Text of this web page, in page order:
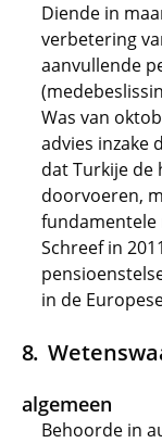
Diende in
verbetering
aanvullende
Was van
advies inzake
dat Turkije de
doorvoeren,
Schreef in
in de
algemeen
Behoorde in